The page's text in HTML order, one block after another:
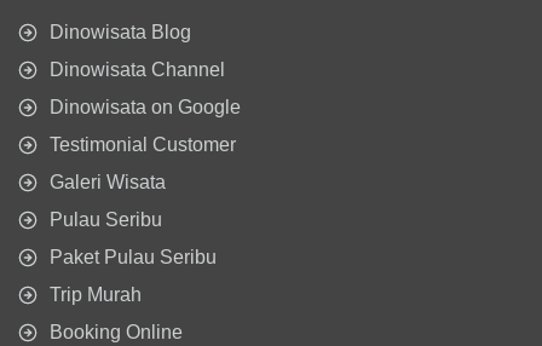
Dinowisata Blog
Dinowisata Channel
Dinowisata on Google
Testimonial Customer
Galeri Wisata
Pulau Seribu
Paket Pulau Seribu
Trip Murah
Booking Online